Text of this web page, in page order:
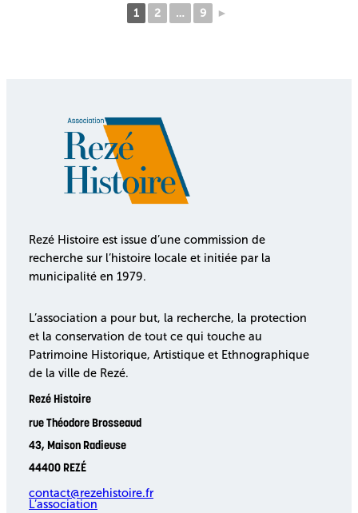
1 2 … 9 ►
Rezé Histoire est issue d’une commission de
recherche sur l’histoire locale et initiée par la
municipalité en 1979.
L’association a pour but, la recherche, la protection
et la conservation de tout ce qui touche au
Patrimoine Historique, Artistique et Ethnographique
de la ville de Rezé.
Rezé Histoire
rue Théodore Brosseaud
43, Maison Radieuse
44400 REZÉ
contact@rezehistoire.fr
L’association